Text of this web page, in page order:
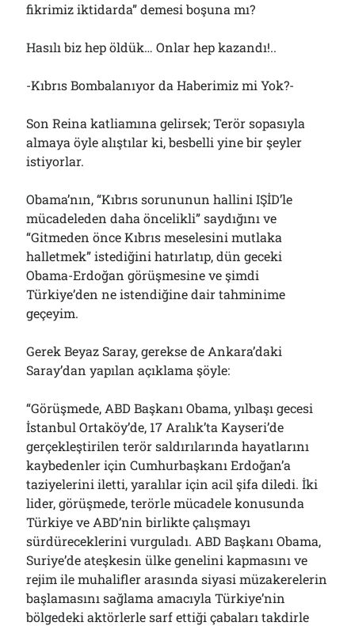
fikrimiz iktidarda” demesi boşuna mı?
Hasılı biz hep öldük… Onlar hep kazandı!..
-Kıbrıs Bombalanıyor da Haberimiz mi Yok?-
Son Reina katliamına gelirsek; Terör sopasıyla
almaya öyle alıştılar ki, besbelli yine bir şeyler
istiyorlar.
Obama’nın, “Kıbrıs sorununun hallini IŞİD’le
mücadeleden daha öncelikli” saydığını ve
“Gitmeden önce Kıbrıs meselesini mutlaka
halletmek” istediğini hatırlatıp, dün geceki
Obama-Erdoğan görüşmesine ve şimdi
Türkiye’den ne istendiğine dair tahminime
geçeyim.
Gerek Beyaz Saray, gerekse de Ankara’daki
Saray’dan yapılan açıklama şöyle:
“Görüşmede, ABD Başkanı Obama, yılbaşı gecesi
İstanbul Ortaköy’de, 17 Aralık’ta Kayseri’de
gerçekleştirilen terör saldırılarında hayatlarını
kaybedenler için Cumhurbaşkanı Erdoğan’a
taziyelerini iletti, yaralılar için acil şifa diledi. İki
lider, görüşmede, terörle mücadele konusunda
Türkiye ve ABD’nin birlikte çalışmayı
sürdüreceklerini vurguladı. ABD Başkanı Obama,
Suriye’de ateşkesin ülke genelini kapmasını ve
rejim ile muhalifler arasında siyasi müzakerelerin
başlamasını sağlama amacıyla Türkiye’nin
bölgedeki aktörlerle sarf ettiği çabaları takdirle